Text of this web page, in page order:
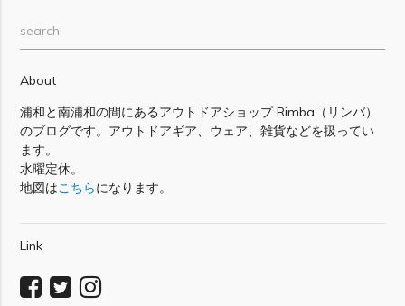
search
About
浦和と南浦和の間にあるアウトドアショップ Rimba（リンバ）
のブログです。アウトドアギア、ウェア、雑貨などを扱ってい
ます。
水曜定休。
地図はこちらになります。
Link